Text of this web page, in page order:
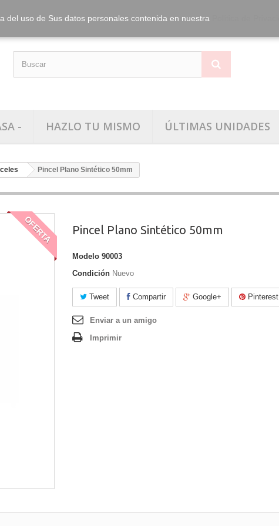
Tel.: info@washitape.es
- HAZLO TU MISMO ÚLTIMAS UNIDADES
Pincel Plano Sintético 50mm
OFERTA Pincel Plano Sintético 50mm
Modelo 90003
Condición Nuevo
Tweet Compartir Google+ Pinterest
Enviar a un amigo
Imprimir
del uso de Sus datos personales contenida en nuestra